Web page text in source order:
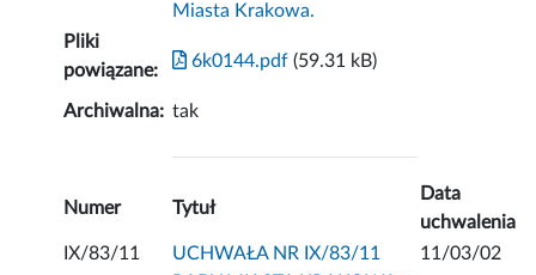
Miasta Krakowa.
Pliki
powiązane:
6k0144.pdf (59.31 kB)
Archiwalna: tak
Numer Tytuł
Data
uchwalenia
IX/83/11
UCHWAŁA NR IX/83/11
11/03/02